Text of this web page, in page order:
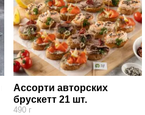
Ассорти авторских
брускетт 21 шт.
490 г